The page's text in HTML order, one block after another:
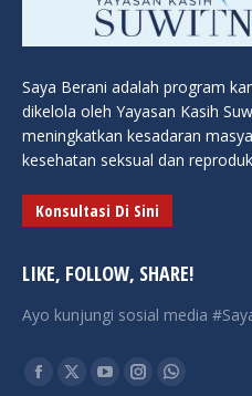
Saya Berani adalah program
dikelola oleh Yayasan Kasih
meningkatkan kesadaran
kesehatan seksual dan
Konsultasi Di Sini
LIKE, FOLLOW, SHARE!
Ayo kunjungi sosial media
Find us on:
Facebook
X
YouTubeInstagramWhatsapp